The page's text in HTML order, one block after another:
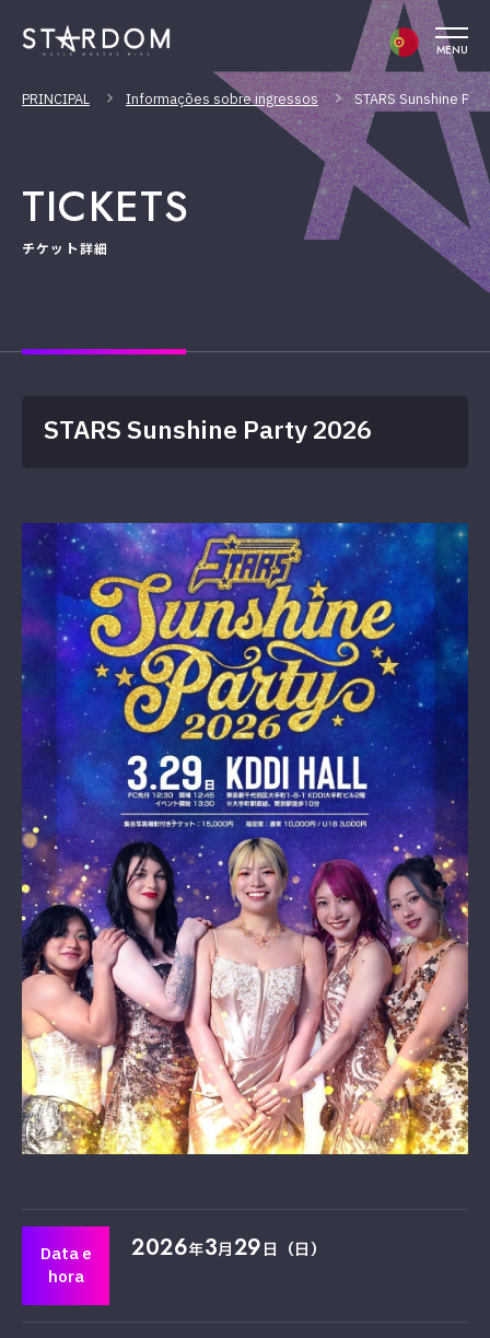
MENU
PRINCIPAL Informações sobre ingressos STARS Sunshine
TICKETS
チケット詳細
STARS Sunshine Party 2026
Data e
hora
2026年3月29日（日）